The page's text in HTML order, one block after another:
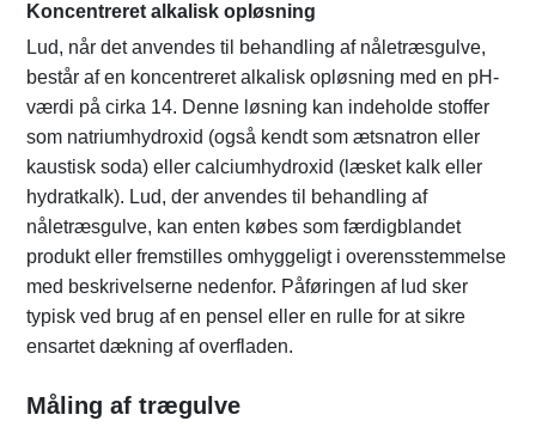
Koncentreret alkalisk opløsning
Lud, når det anvendes til behandling af nåletræsgulve,
består af en koncentreret alkalisk opløsning med en pH-
værdi på cirka 14. Denne løsning kan indeholde stoffer
som natriumhydroxid (også kendt som ætsnatron eller
kaustisk soda) eller calciumhydroxid (læsket kalk eller
hydratkalk). Lud, der anvendes til behandling af
nåletræsgulve, kan enten købes som færdigblandet
produkt eller fremstilles omhyggeligt i overensstemmelse
med beskrivelserne nedenfor. Påføringen af lud sker
typisk ved brug af en pensel eller en rulle for at sikre
ensartet dækning af overfladen.
Måling af trægulve